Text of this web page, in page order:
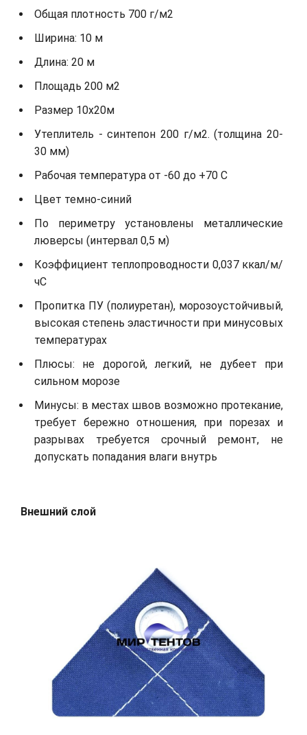
Общая плотность 700 г/м2
Ширина: 10 м
Длина: 20 м
Площадь 200 м2
Размер 10х20м
Утеплитель - синтепон 200 г/м2. (толщина 20-
30 мм)
Рабочая температура от -60 до +70 С
Цвет темно-синий
По периметру установлены металлические
люверсы (интервал 0,5 м)
Коэффициент теплопроводности 0,037 ккал/м/
чС
Пропитка ПУ (полиуретан), морозоустойчивый,
высокая степень эластичности при минусовых
температурах
Плюсы: не дорогой, легкий, не дубеет при
сильном морозе
Минусы: в местах швов возможно протекание,
требует бережно отношения, при порезах и
разрывах требуется срочный ремонт, не
допускать попадания влаги внутрь
Внешний слой